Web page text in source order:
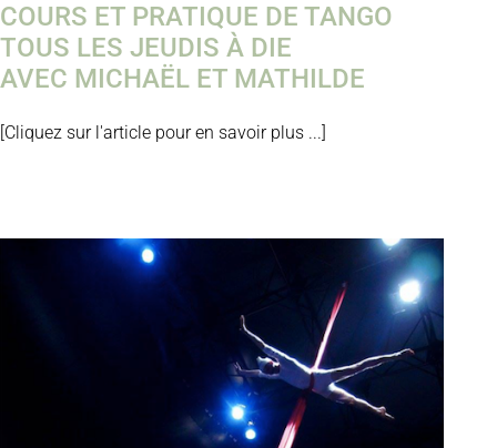
COURS ET PRATIQUE DE TANGO
TOUS LES JEUDIS À DIE
AVEC MICHAËL ET MATHILDE
[Cliquez sur l'article pour en savoir plus ...]